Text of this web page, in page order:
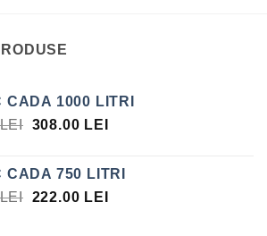
CADA 1000 LITRI
LEI PREȚUL
FOST:
396.00 LEI.
308.00 LEI PREȚUL
308.00 LEI.
CADA 750 LITRI
LEI PREȚUL
222.00 LEI PREȚUL